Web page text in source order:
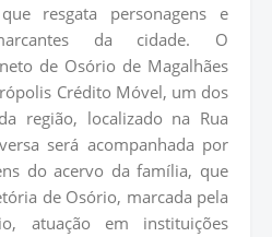
resgata personagens e
da cidade. O
de Osório de Magalhães
Crédito Móvel, um dos
região, localizado na Rua
será acompanhada por
do acervo da família, que
de Osório, marcada pela
atuação em instituições